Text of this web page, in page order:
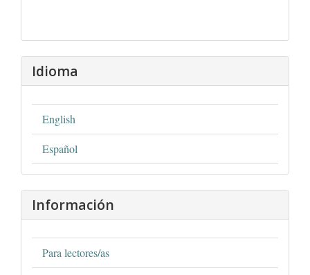
Idioma
English
Español
Información
Para lectores/as